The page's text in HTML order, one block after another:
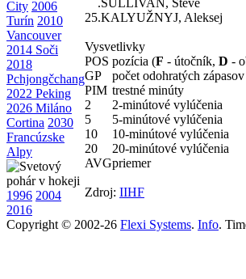
City 2006
Turín 2010
Vancouver
2014 Soči
2018
Pchjongčchang
2022 Peking
2026 Miláno
Cortina 2030
Francúzske
Alpy
1996 2004
2016
.SULLIVAN, Steve
25.KALYUŽNYJ, Aleksej
Vysvetlivky
POS pozícia (F - útočník, D -
GP
počet odohratých zápasov
PIM trestné minúty
2
2-minútové vylúčenia
5
5-minútové vylúčenia
10
10-minútové vylúčenia
20
20-minútové vylúčenia
AVGpriemer
Zdroj: IIHF
Copyright © 2002-26 Flexi Systems. Info.